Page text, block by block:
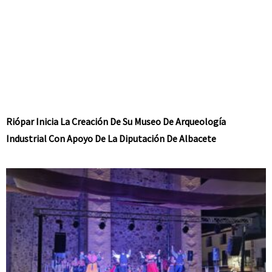
Riópar Inicia La Creación De Su Museo De Arqueología
Industrial Con Apoyo De La Diputación De Albacete